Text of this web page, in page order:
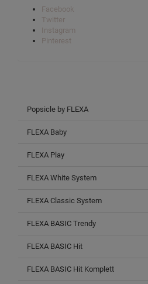
Facebook
Twitter
Instagram
Pinterest
Popsicle by FLEXA
FLEXA Baby
FLEXA Play
FLEXA White System
FLEXA Classic System
FLEXA BASIC Trendy
FLEXA BASIC Hit
FLEXA BASIC Hit Komplett